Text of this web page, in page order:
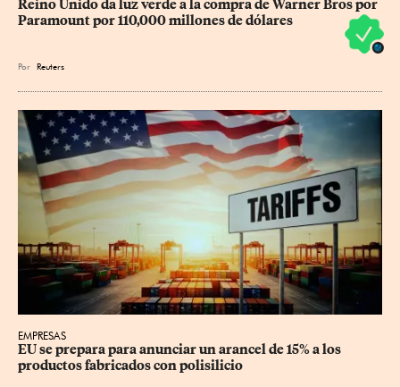
Reino Unido da luz verde a la compra de Warner Bros por
Paramount por 110,000 millones de dólares
Por Reuters
EMPRESAS
EU se prepara para anunciar un arancel de 15% a los
productos fabricados con polisilicio